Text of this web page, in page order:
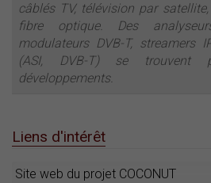
câblés TV, télévision par
fibre optique. Des
modulateurs DVB-T, streamers
(ASI, DVB-T) se trouvent
développements.
Liens d'intérêt
Site web du projet COCONUT